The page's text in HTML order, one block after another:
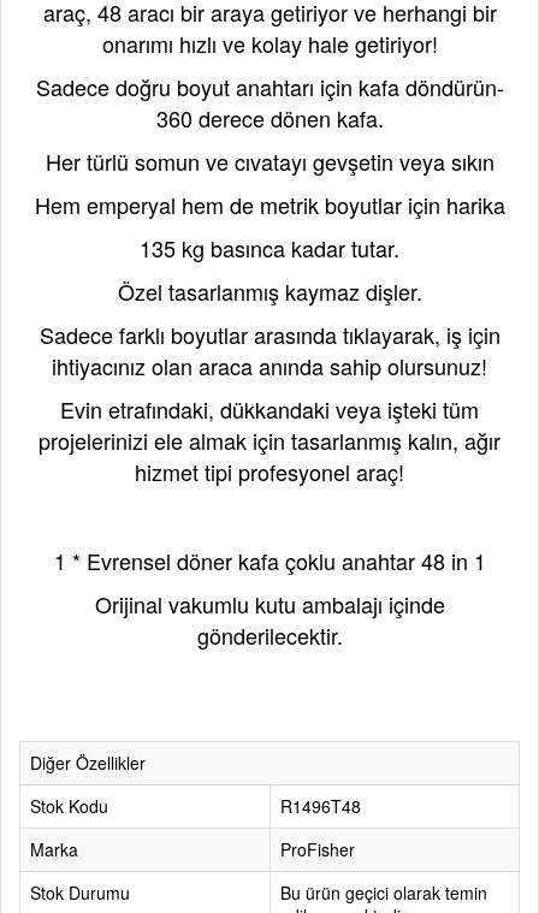
araç, 48 aracı bir araya getiriyor ve herhangi bir
onarımı hızlı ve kolay hale getiriyor!
Sadece doğru boyut anahtarı için kafa döndürün-
360 derece dönen kafa.
Her türlü somun ve cıvatayı gevşetin veya sıkın
Hem emperyal hem de metrik boyutlar için harika
135 kg basınca kadar tutar.
Özel tasarlanmış kaymaz dişler.
Sadece farklı boyutlar arasında tıklayarak, iş için
ihtiyacınız olan araca anında sahip olursunuz!
Evin etrafındaki, dükkandaki veya işteki tüm
projelerinizi ele almak için tasarlanmış kalın, ağır
hizmet tipi profesyonel araç!
1 * Evrensel döner kafa çoklu anahtar 48 in 1
Orijinal vakumlu kutu ambalajı içinde
gönderilecektir.
Diğer Özellikler
Stok Kodu
R1496T48
Marka
ProFisher
Stok Durumu
Bu ürün geçici olarak temin